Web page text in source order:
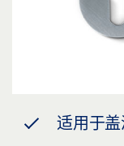
适用于